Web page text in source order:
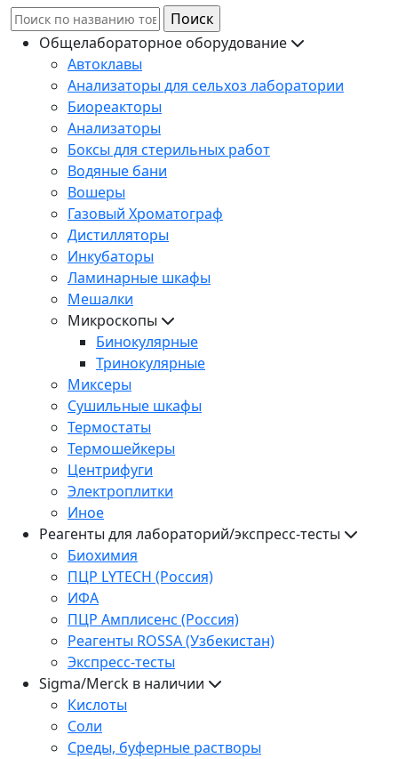
Форма поиска
Поиск
Общелабораторное оборудование
Автоклавы
Анализаторы для сельхоз лаборатории
Биореакторы
Анализаторы
Боксы для стерильных работ
Водяные бани
Вошеры
Газовый Хроматограф
Дистилляторы
Инкубаторы
Ламинарные шкафы
Мешалки
Микроскопы
Бинокулярные
Тринокулярные
Миксеры
Сушильные шкафы
Термостаты
Термошейкеры
Центрифуги
Электроплитки
Иное
Реагенты для лабораторий/экспресс-тесты
Биохимия
ПЦР LYTECH (Россия)
ИФА
ПЦР Амплисенс (Россия)
Реагенты ROSSA (Узбекистан)
Экспресс-тесты
Sigma/Merck в наличии
Кислоты
Соли
Среды, буферные растворы